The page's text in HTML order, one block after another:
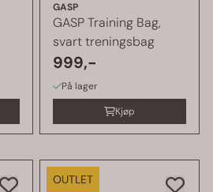
GASP
GASP Training Bag,
svart treningsbag
999,-
På lager
Kjøp
OUTLET